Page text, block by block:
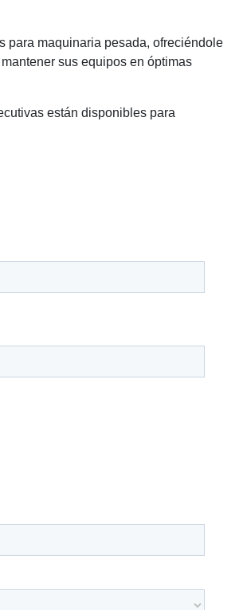
para maquinaria pesada, ofreciéndole
sus equipos en óptimas
están disponibles para